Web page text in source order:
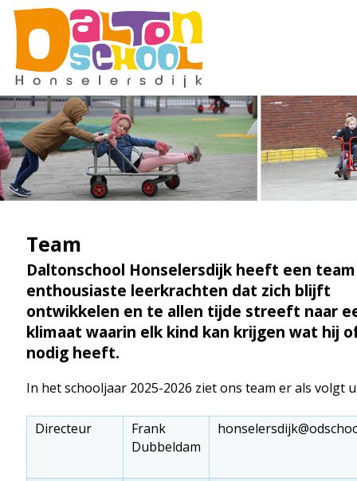
Team
Daltonschool Honselersdijk heeft een
enthousiaste leerkrachten dat zich blijft
ontwikkelen en te allen tijde streeft naar
klimaat waarin elk kind kan krijgen wat hij
nodig heeft.
In het schooljaar 2025-2026 ziet ons team er als volgt
Directeur
Frank
Dubbeldam